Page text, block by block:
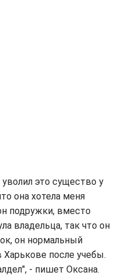
это существо у
она хотела меня
подружки, вместо
владельца, так что он
он нормальный
Харькове после учебы.
- пишет Оксана.